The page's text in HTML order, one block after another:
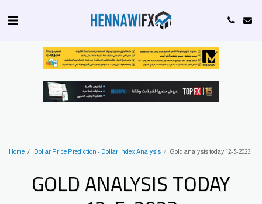
Home Dollar Price Prediction - Dollar Index Analysis Gold analysis today 12-5-2023
GOLD ANALYSIS TODAY